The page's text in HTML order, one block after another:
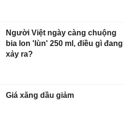
Người Việt ngày càng chuộng
bia lon 'lùn' 250 ml, điều gì đang
xảy ra?
Giá xăng dầu giảm